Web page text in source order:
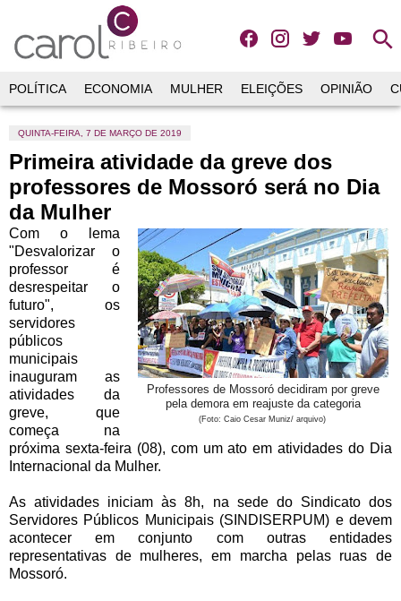
search
POLÍTICA ECONOMIA MULHER ELEIÇÕES OPINIÃO
QUINTA-FEIRA, 7 DE MARÇO DE 2019
Primeira atividade da greve dos
professores de Mossoró será no Dia
da Mulher
Professores de Mossoró decidiram por greve
pela demora em reajuste da categoria
(Foto: Caio Cesar Muniz/ arquivo)
Com o lema
"Desvalorizar o
professor é
desrespeitar o
futuro", os
servidores
públicos
municipais
inauguram as
atividades da
greve, que
começa na
próxima sexta-feira (08), com um ato em atividades do Dia
Internacional da Mulher.
As atividades iniciam às 8h, na sede do Sindicato dos
Servidores Públicos Municipais (SINDISERPUM) e devem
acontecer em conjunto com outras entidades
representativas de mulheres, em marcha pelas ruas de
Mossoró.